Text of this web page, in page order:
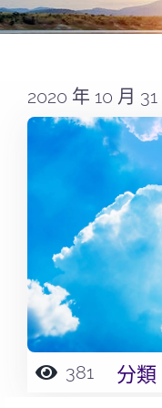
奉獻支持
課程報名
2020 年 10 月 31
381 分類